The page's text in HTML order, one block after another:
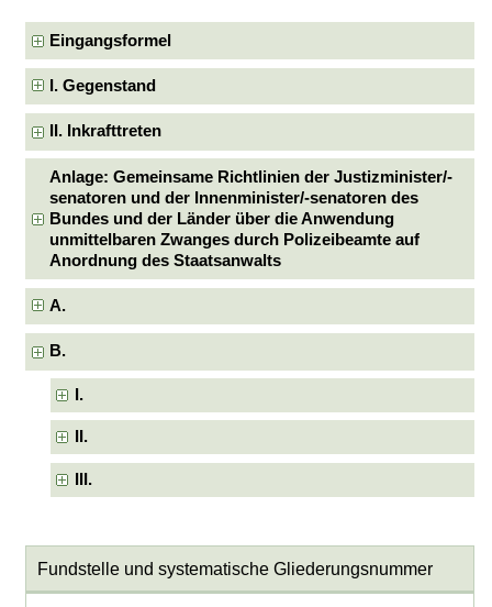
Eingangsformel
I. Gegenstand
II. Inkrafttreten
Anlage: Gemeinsame Richtlinien der Justizminister/-
senatoren und der Innenminister/-senatoren des
Bundes und der Länder über die Anwendung
unmittelbaren Zwanges durch Polizeibeamte auf
Anordnung des Staatsanwalts
A.
B.
I.
II.
III.
Fundstelle und systematische Gliederungsnummer